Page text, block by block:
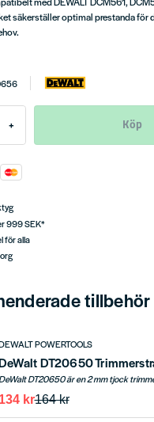
säkerställer optimal prestanda för
+ Köp
999 SEK*
för alla
tillbehör
POWERTOOLS
164 kr
134 kr